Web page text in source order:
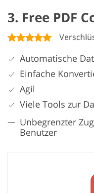
3. Free PDF
Automatische
Einfache
Agil
Viele Tools zur
Unbegrenzter
Benutzer